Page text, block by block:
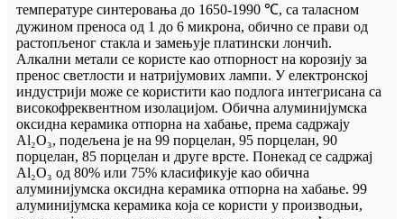
температуре синтеровања до 1650-1990 ℃, са таласном
дужином преноса од 1 до 6 микрона, обично се прави од
растопљеног стакла и замењује платински лончић.
Алкални метали се користе као отпорност на корозију за
пренос светлости и натријумових лампи. У електронској
индустрији може се користити као подлога интегрисана са
високофреквентном изолацијом. Обична алуминијумска
оксидна керамика отпорна на хабање, према садржају
Al₂O₃, подељена је на 99 порцелан, 95 порцелан, 90
порцелан, 85 порцелан и друге врсте. Понекад се садржај
Al₂O₃ од 80% или 75% класификује као обична
алуминијумска оксидна керамика отпорна на хабање. 99 ​​
алуминијумска керамика која се користи у производњи,